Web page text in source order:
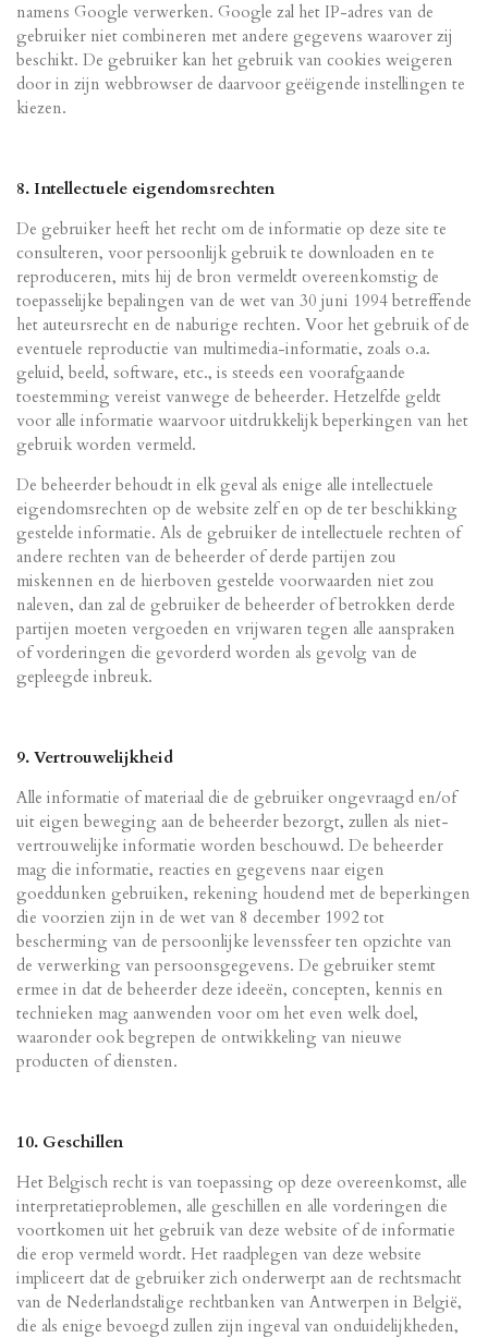
namens Google verwerken. Google zal het IP-adres van de
gebruiker niet combineren met andere gegevens waarover zij
beschikt. De gebruiker kan het gebruik van cookies weigeren
door in zijn webbrowser de daarvoor geëigende instellingen te
kiezen.
8. Intellectuele eigendomsrechten
De gebruiker heeft het recht om de informatie op deze site te
consulteren, voor persoonlijk gebruik te downloaden en te
reproduceren, mits hij de bron vermeldt overeenkomstig de
toepasselijke bepalingen van de wet van 30 juni 1994 betreffende
het auteursrecht en de naburige rechten. Voor het gebruik of de
eventuele reproductie van multimedia-informatie, zoals o.a.
geluid, beeld, software, etc., is steeds een voorafgaande
toestemming vereist vanwege de beheerder. Hetzelfde geldt
voor alle informatie waarvoor uitdrukkelijk beperkingen van het
gebruik worden vermeld.
De beheerder behoudt in elk geval als enige alle intellectuele
eigendomsrechten op de website zelf en op de ter beschikking
gestelde informatie. Als de gebruiker de intellectuele rechten of
andere rechten van de beheerder of derde partijen zou
miskennen en de hierboven gestelde voorwaarden niet zou
naleven, dan zal de gebruiker de beheerder of betrokken derde
partijen moeten vergoeden en vrijwaren tegen alle aanspraken
of vorderingen die gevorderd worden als gevolg van de
gepleegde inbreuk.
9. Vertrouwelijkheid
Alle informatie of materiaal die de gebruiker ongevraagd en/of
uit eigen beweging aan de beheerder bezorgt, zullen als niet-
vertrouwelijke informatie worden beschouwd. De beheerder
mag die informatie, reacties en gegevens naar eigen
goeddunken gebruiken, rekening houdend met de beperkingen
die voorzien zijn in de wet van 8 december 1992 tot
bescherming van de persoonlijke levenssfeer ten opzichte van
de verwerking van persoonsgegevens. De gebruiker stemt
ermee in dat de beheerder deze ideeën, concepten, kennis en
technieken mag aanwenden voor om het even welk doel,
waaronder ook begrepen de ontwikkeling van nieuwe
producten of diensten.
10. Geschillen
Het Belgisch recht is van toepassing op deze overeenkomst, alle
interpretatieproblemen, alle geschillen en alle vorderingen die
voortkomen uit het gebruik van deze website of de informatie
die erop vermeld wordt. Het raadplegen van deze website
impliceert dat de gebruiker zich onderwerpt aan de rechtsmacht
van de Nederlandstalige rechtbanken van Antwerpen in België,
die als enige bevoegd zullen zijn ingeval van onduidelijkheden,